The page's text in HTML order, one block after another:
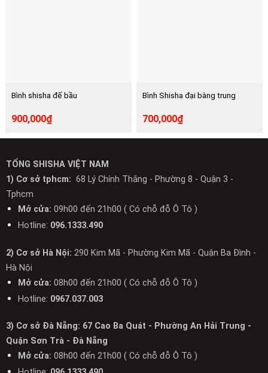
Bình shisha đế bầu
900,000₫
Bình Shisha đại bàng trung
700,000₫
TỔNG SHISHA VIỆT NAM
1) Cơ sở tphcm: 68 Lý Chính Thắng - Phường 8 - Quận 3 -
Tphcm
Mở cửa: 09h00 đến 21h00 ( Có chỗ đỗ Ô Tô )
Hotline: 096.1333.490
2) Cơ sở Hà Nội: 290 Kim Mã - Phường Kim Mã - Quận Ba Đình -
Hà Nội
Mở cửa: 08h00 đến 21h00 ( Có chỗ đỗ Ô Tô )
Hotline: 0967.037.003
3) Cơ sở Đà Nẵng: 67 Cao Ba Quát - Phường An Hải Trung -
Quận Sơn Trà - Đà Nẵng
Mở cửa: 08h00 đến 21h00 ( Có chỗ đỗ Ô Tô )